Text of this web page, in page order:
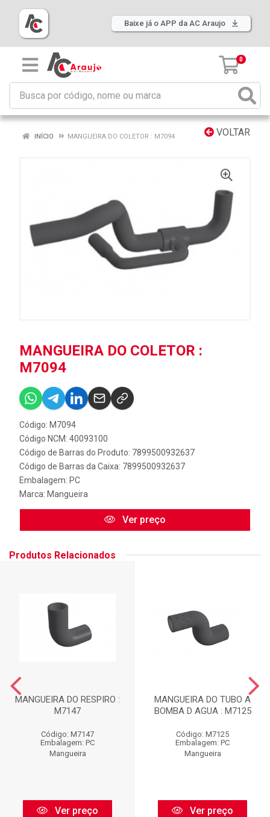
Baixe já o APP da AC Araujo
0
VOLTAR
INÍCIO MANGUEIRA DO COLETOR : M7094
MANGUEIRA DO COLETOR :
M7094
Código: M7094
Código NCM: 40093100
Código de Barras do Produto: 7899500932637
Código de Barras da Caixa: 7899500932637
Embalagem: PC
Marca: Mangueira
Ver preço
Produtos Relacionados
MANGUEIRA DO RESPIRO :
M7147
Código: M7147
Embalagem: PC
Mangueira
Ver preço
MANGUEIRA DO TUBO A
BOMBA D AGUA : M7125
Código: M7125
Embalagem: PC
Mangueira
Ver preço